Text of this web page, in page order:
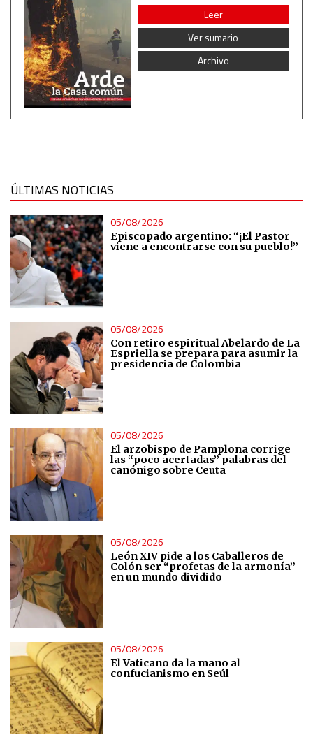
Leer
Ver sumario
Archivo
ÚLTIMAS NOTICIAS
05/08/2026
Episcopado argentino: “¡El Pastor
viene a encontrarse con su pueblo!”
05/08/2026
Con retiro espiritual Abelardo de La
Espriella se prepara para asumir la
presidencia de Colombia
05/08/2026
El arzobispo de Pamplona corrige
las “poco acertadas” palabras del
canónigo sobre Ceuta
05/08/2026
León XIV pide a los Caballeros de
Colón ser “profetas de la armonía”
en un mundo dividido
05/08/2026
El Vaticano da la mano al
confucianismo en Seúl